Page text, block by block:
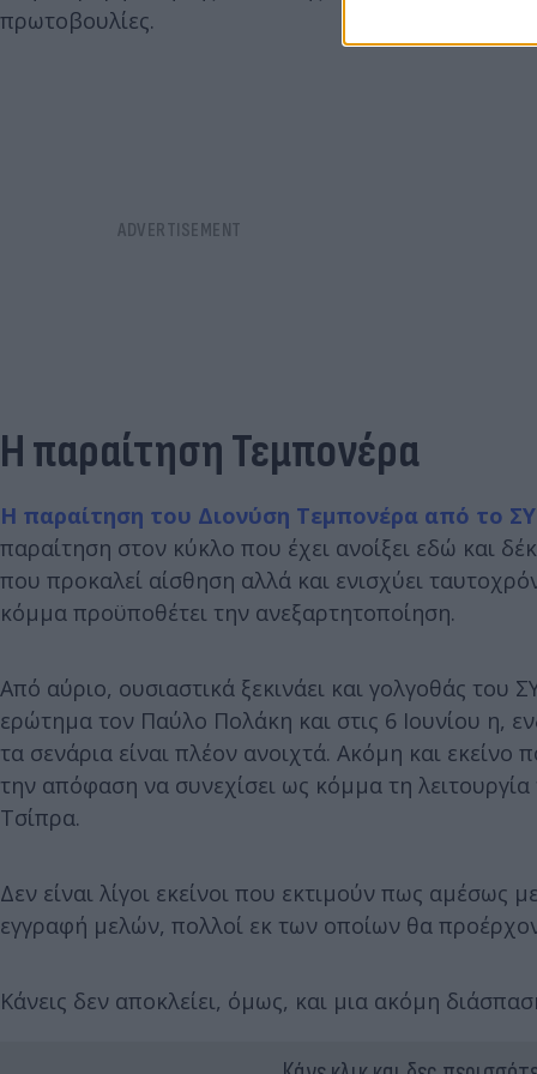
πρωτοβουλίες.
Η παραίτηση Τεμπονέρα
Η παραίτηση του Διονύση Τεμπονέρα από το
παραίτηση στον κύκλο που έχει ανοίξει εδώ και
που προκαλεί αίσθηση αλλά και ενισχύει
κόμμα προϋποθέτει την ανεξαρτητοποίηση.
Από αύριο, ουσιαστικά ξεκινάει και γολγοθάς του
ερώτημα τον Παύλο Πολάκη και στις 6 Ιουνίου η,
τα σενάρια είναι πλέον ανοιχτά. Ακόμη και εκείνο
την απόφαση να συνεχίσει ως κόμμα τη
Τσίπρα.
Δεν είναι λίγοι εκείνοι που εκτιμούν πως
εγγραφή μελών, πολλοί εκ των οποίων θα
Κάνεις δεν αποκλείει, όμως, και μια ακόμη